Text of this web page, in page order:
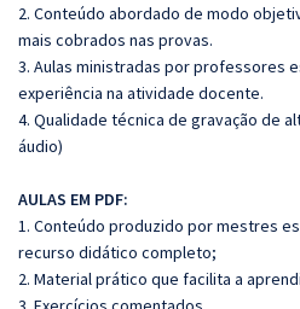
2. Conteúdo abordado de modo
mais cobrados nas provas.
3. Aulas ministradas por professores
experiência na atividade docente.
4. Qualidade técnica de gravação de
áudio)
AULAS EM PDF:
1. Conteúdo produzido por mestres
recurso didático completo;
2. Material prático que facilita a